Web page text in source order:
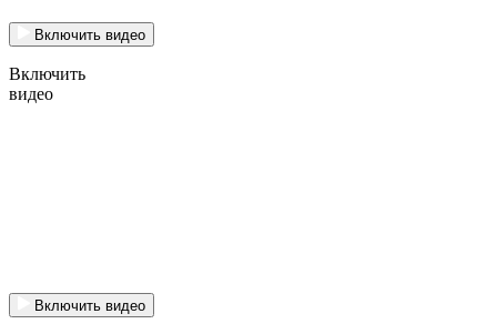
Включить видео
Включить
видео
Включить видео